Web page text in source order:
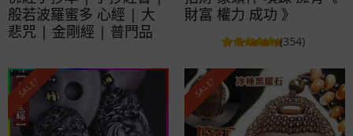
般若波羅蜜多 心經 | 大
悲咒 | 金剛經 | 普門品
財富 權力 成功 》
(354)
SALE! SALE!